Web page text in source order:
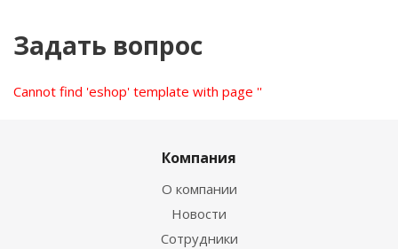
Задать вопрос
Cannot find 'eshop' template with page ''
Компания
О компании
Новости
Сотрудники